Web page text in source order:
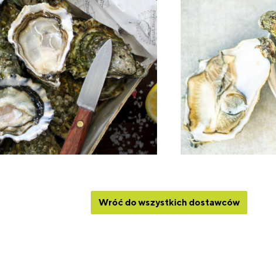
Wróć do wszystkich dostawców